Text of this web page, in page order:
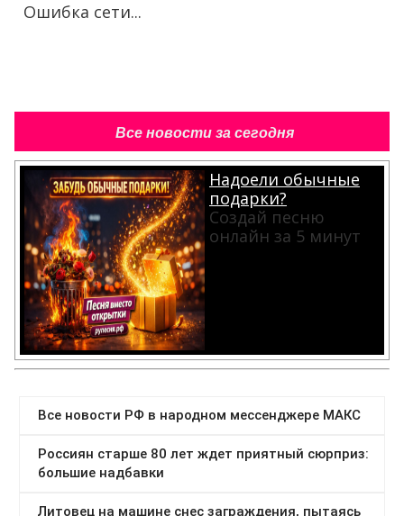
Ошибка сети...
Все новости за сегодня
Надоели обычные
подарки?
Создай песню
онлайн за 5 минут